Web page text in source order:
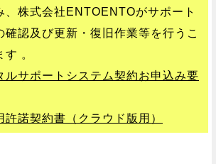
、株式会社ENTOENTOがサポート
確認及び更新・復旧作業等を行うこ
。
ルサポートシステム契約お申込み要
許諾契約書（クラウド版用）